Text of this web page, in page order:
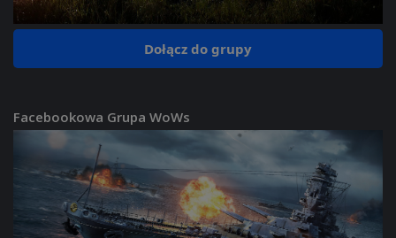
Dołącz do grupy
Facebookowa Grupa WoWs